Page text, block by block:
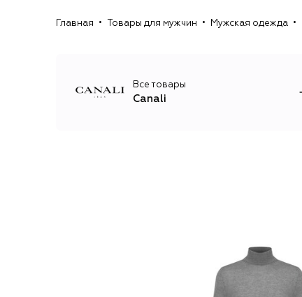
Главная Товары для мужчин Мужская одежда
Все товары
Canali